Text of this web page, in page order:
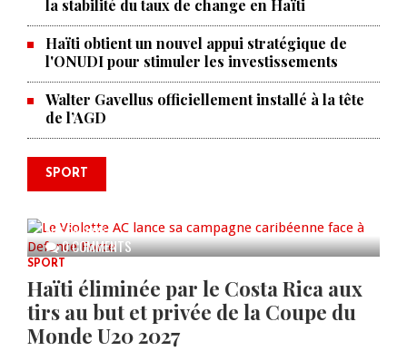
la stabilité du taux de change en Haïti
Haïti obtient un nouvel appui stratégique de
l'ONUDI pour stimuler les investissements
Walter Gavellus officiellement installé à la tête
de l’AGD
SPORT
0 COMMENTS
Le Violette AC lance sa campagne
AUG 04, 2026
SPORT
Haïti éliminée par le Costa Rica aux
tirs au but et privée de la Coupe du
Monde U20 2027